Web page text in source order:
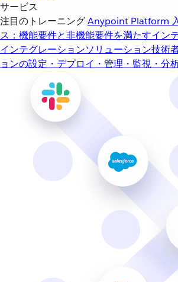
サービス
注目のトレーニングAnypoint Platform
ス：機能要件と非機能要件を満たすイン
インテグレーションソリューション技術
ョンの設定・デプロイ・管理・監視・分